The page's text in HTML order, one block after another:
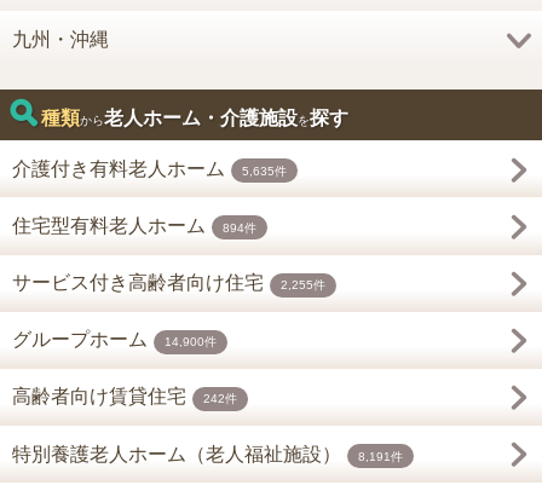
九州・沖縄
種類から老人ホーム・介護施設を探す
介護付き有料老人ホーム 5,635件
住宅型有料老人ホーム 894件
サービス付き高齢者向け住宅 2,255件
グループホーム 14,900件
高齢者向け賃貸住宅 242件
特別養護老人ホーム（老人福祉施設） 8,191件